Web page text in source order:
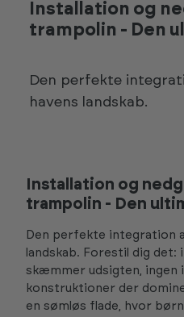
Installation og
trampolin - Den
Den perfekte
havens landskab.
Installation og
trampolin - Den
Den perfekte integration
landskab. Forestil dig det:
skæmmer udsigten, ingen
konstruktioner der
en sømløs flade, hvor